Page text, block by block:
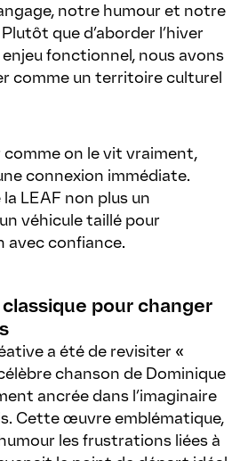
notre humour et notre
que d’aborder l’hiver
fonctionnel, nous avons
comme un territoire culturel
comme on le vit vraiment,
connexion immédiate.
la LEAF non plus un
véhicule taillé pour
avec confiance.
pour changer
a été de revisiter «
chanson de Dominique
ancrée dans l’imaginaire
Cette œuvre emblématique,
les frustrations liées à